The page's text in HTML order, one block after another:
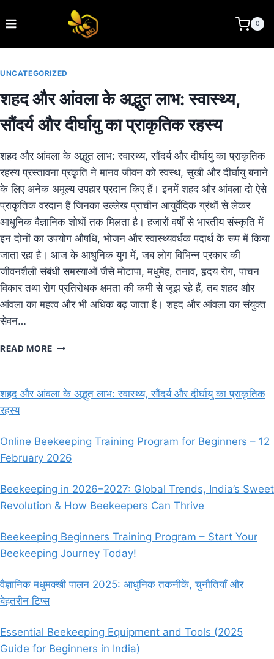
to
BEE KEEPING INDIA 0
UNCATEGORIZED
शहद और आंवला के अद्भुत लाभ: स्वास्थ्य,
सौंदर्य और दीर्घायु का प्राकृतिक रहस्य
शहद और आंवला के अद्भुत लाभ: स्वास्थ्य, सौंदर्य और दीर्घायु का प्राकृतिक
रहस्य प्रस्तावना प्रकृति ने मानव जीवन को स्वस्थ, सुखी और दीर्घायु बनाने
के लिए अनेक अमूल्य उपहार प्रदान किए हैं। इनमें शहद और आंवला दो ऐसे
प्राकृतिक वरदान हैं जिनका उल्लेख प्राचीन आयुर्वेदिक ग्रंथों से लेकर
आधुनिक वैज्ञानिक शोधों तक मिलता है। हजारों वर्षों से भारतीय संस्कृति में
इन दोनों का उपयोग औषधि, भोजन और स्वास्थ्यवर्धक पदार्थ के रूप में किया
जाता रहा है। आज के आधुनिक युग में, जब लोग विभिन्न प्रकार की
जीवनशैली संबंधी समस्याओं जैसे मोटापा, मधुमेह, तनाव, हृदय रोग, पाचन
विकार तथा रोग प्रतिरोधक क्षमता की कमी से जूझ रहे हैं, तब शहद और
आंवला का महत्व और भी अधिक बढ़ जाता है। शहद और आंवला का संयुक्त
सेवन…
READ MORE शहद
अद्भुत
सौंदर्य
और
दीर्घायु
प्राकृतिक
रहस्य
शहद और आंवला के अद्भुत लाभ: स्वास्थ्य, सौंदर्य और दीर्घायु का प्राकृतिक
रहस्य
Online Beekeeping Training Program for Beginners – 12
February 2026
Beekeeping in 2026–2027: Global Trends, India’s Sweet
Revolution & How Beekeepers Can Thrive
Beekeeping Beginners Training Program – Start Your
Beekeeping Journey Today!
वैज्ञानिक मधुमक्खी पालन 2025: आधुनिक तकनीकें, चुनौतियाँ और
बेहतरीन टिप्स
Essential Beekeeping Equipment and Tools (2025
Guide for Beginners in India)